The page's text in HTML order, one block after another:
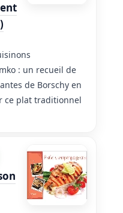
: un recueil de
de Borschy en
ce plat traditionnel